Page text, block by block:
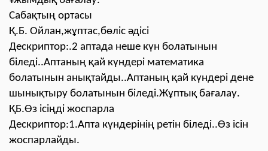
Сабақтың ортасы
Қ.Б. Ойлан,жұптас,бөліс әдісі
Дескриптор:.2 аптада неше күн болатынын
біледі..Аптаның қай күндері математика
болатынын анықтайды..Аптаның қай күндері дене
шынықтыру болатынын біледі.Жұптық бағалау.
ҚБ.Өз ісіңді жоспарла
Дескриптор:1.Апта күндерінің ретін біледі..Өз ісін
жоспарлайды.